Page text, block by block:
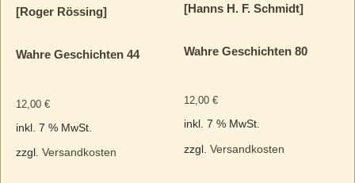
[Roger Rössing]
Wahre Geschichten 44
12,00 €
inkl. 7 % MwSt.
zzgl. Versandkosten
[Hanns H. F. Schmidt]
Wahre Geschichten 80
12,00€
inkl. 7 % MwSt.
zzgl.Versandkosten